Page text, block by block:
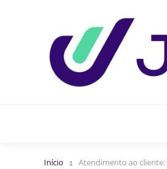
Início Atendimento ao cliente: